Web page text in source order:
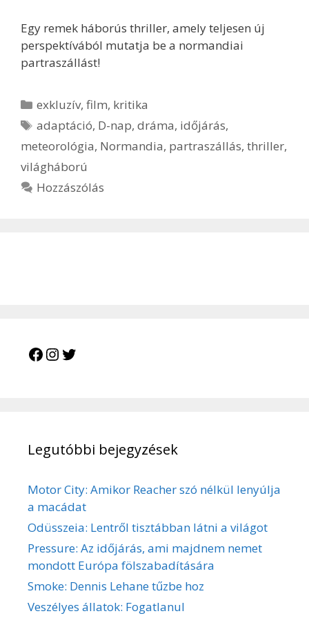
Egy remek háborús thriller, amely teljesen új
perspektívából mutatja be a normandiai
partraszállást!
Kategória
exkluzív,film, kritika
Címkék
adaptáció, D-nap,dráma, időjárás,
meteorológia, Normandia, partraszállás, thriller,
világháború
Hozzászólás
Facebook
Instagram
Legutóbbi bejegyzések
Motor City: Amikor Reacher szó nélkül lenyúlja
a macádat
Odüsszeia: Lentről tisztábban látni a világot
Pressure: Az időjárás, ami majdnem nemet
mondott Európa fölszabadítására
Smoke: Dennis Lehane tűzbe hoz
Veszélyes állatok: Fogatlanul